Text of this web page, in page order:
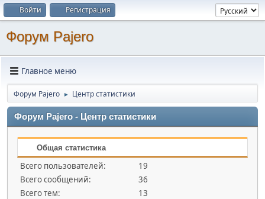
Войти Регистрация
Форум Pajero
Главное меню
Форум Pajero ► Центр статистики
Форум Pajero - Центр статистики
Общая статистика
Всего пользователей:
19
Всего сообщений:
36
Всего тем:
13